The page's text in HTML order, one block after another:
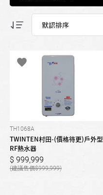
TH1068A
TWINTEN村田-(價格待更)戶外型
RF熱水器
999,999
999,999